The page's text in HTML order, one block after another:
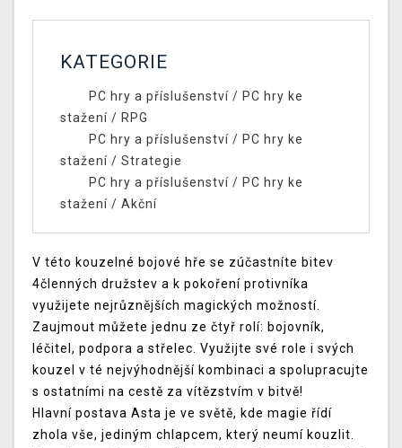
KATEGORIE
PC hry a příslušenství/ PC hry ke
stažení / RPG
PC hry a příslušenství/ PC hry ke
stažení / Strategie
PC hry a příslušenství/ PC hry ke
stažení / Akční
V této kouzelné bojové hře se zúčastníte bitev
4členných družstev a k pokoření protivníka
využijete nejrůznějších magických možností.
Zaujmout můžete jednu ze čtyř rolí: bojovník,
léčitel, podpora a střelec. Využijte své role i svých
kouzel v té nejvýhodnější kombinaci a spolupracujte
s ostatními na cestě za vítězstvím v bitvě!
Hlavní postava Asta je ve světě, kde magie řídí
zhola vše, jediným chlapcem, který neumí kouzlit.